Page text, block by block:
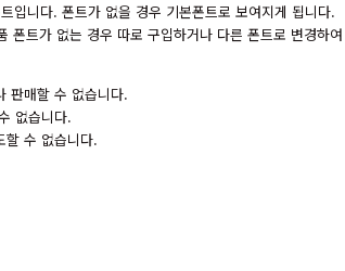
니다. 폰트가 없을 경우 기본폰트로 보여지게 됩니다.
트가 없는 경우 따로 구입하거나 다른 폰트로 변경하
판매할 수 없습니다.
없습니다.
할 수 없습니다.